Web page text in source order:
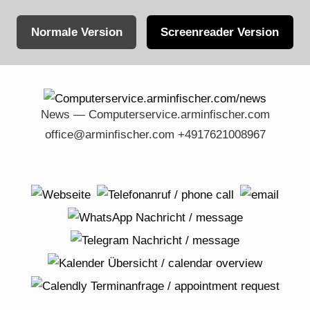
Normale Version Screenreader Version
content
News — Computerservice.arminfischer.com
office@arminfischer.com +4917621008967